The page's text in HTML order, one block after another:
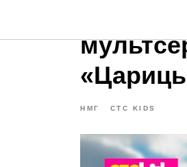
СТС
НМГ CTC KIDS